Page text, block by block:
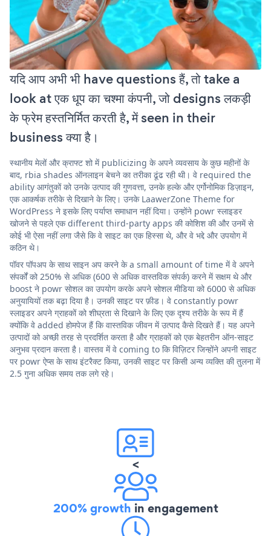
यदि आप अभी भी have questions हैं, तो take a
look at एक धूप का चश्मा कंपनी, जो designs लकड़ी
के फ्रेम हस्तनिर्मित करती है, में seen in their
business क्या है।
स्थानीय मेलों और क्राफ्ट शो में publicizing के अपने व्यवसाय के कुछ महीनों के
बाद, rbia shades ऑनलाइन बेचने का तरीका ढूंढ रही थी। वे required the
ability आगंतुकों को उनके उत्पाद की गुणवत्ता, उनके हल्के और एर्गोनोमिक डिज़ाइन,
एक आकर्षक तरीके से दिखाने के लिए। उनके LaawerZone Theme for
WordPress ने इसके लिए पर्याप्त समाधान नहीं दिया। उन्होंने powr स्लाइडर
खोजने से पहले एक different third-party apps की कोशिश की और उनमें से
कोई भी ऐसा नहीं लगा जैसे कि वे साइट का एक हिस्सा थे, और वे भद्दे और उपयोग में
कठिन थे।
पॉवर पॉपअप के साथ साइन अप करने के a small amount of time में वे अपने
संपर्कों को 250% से अधिक (600 से अधिक वास्तविक संपर्क) करने में सक्षम थे और
boost ने powr सोशल का उपयोग करके अपने सोशल मीडिया को 6000 से अधिक
अनुयायियों तक बढ़ा दिया है। उनकी साइट पर फ़ीड। वे constantly powr
स्लाइडर अपने ग्राहकों को शीघ्रता से दिखाने के लिए एक दृश्य तरीके के रूप में हैं
क्योंकि वे added होमपेज हैं कि वास्तविक जीवन में उत्पाद कैसे दिखते हैं। यह अपने
उत्पादों को अच्छी तरह से प्रदर्शित करता है और ग्राहकों को एक बेहतरीन ऑन-साइट
अनुभव प्रदान करता है। वास्तव में वे coming to कि विज़िटर जिन्होंने अपनी साइट
पर powr ऐप्स के साथ इंटरैक्ट किया, उनकी साइट पर किसी अन्य व्यक्ति की तुलना में
2.5 गुना अधिक समय तक लगे रहे।
<
200% growth in engagement